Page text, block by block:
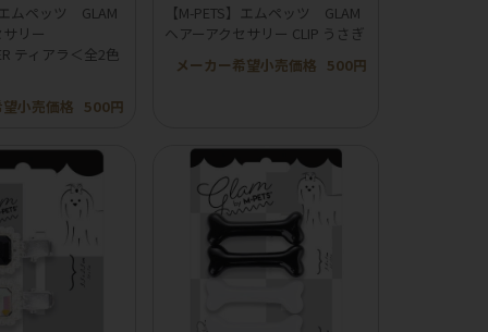
ムペッツ GLAM
リー
ティアラ＜全2色
小売価格 500円
【M-PETS】エムペッツ GLAM
ヘアーアクセサリー CLIP うさぎ
メーカー希望小売価格 500円